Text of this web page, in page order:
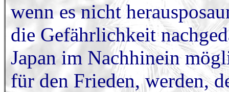
wenn es nicht
die Gefährlichkeit
Japan im Nachhinein
für den Frieden, werden,